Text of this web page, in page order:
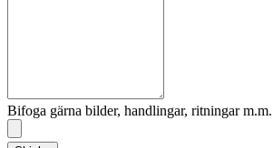
Bifoga gärna bilder, handlingar, ritningar m.m.